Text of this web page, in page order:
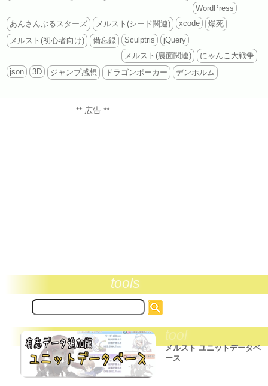
WordPress
あんさんぶるスターズ
メルスト(シード関連) xcode
爆死
メルスト(初心者向け)
備忘録 Sculptris
jQuery
メルスト(裏面関連)
にゃんこ大戦争
json
3D ジャンプ感想 ドラゴンポーカー デンホルム
** 広告 **
tools
サ
イ
内
検
索:
tool
メルスト ユニットデータベ
ース